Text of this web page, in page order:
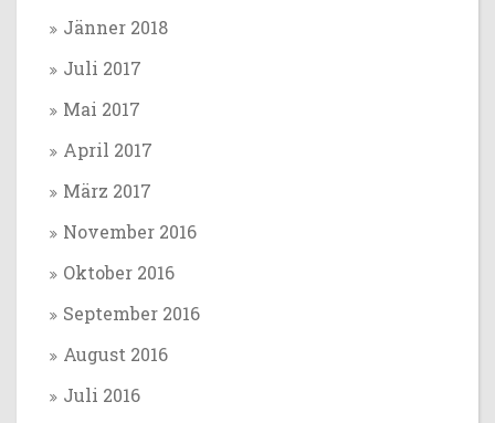
Jänner 2018
Juli 2017
Mai 2017
April 2017
März 2017
November 2016
Oktober 2016
September 2016
August 2016
Juli 2016